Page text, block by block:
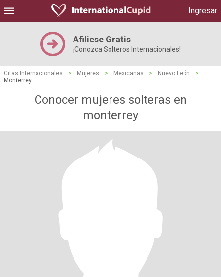
Ingresar
Afiliese Gratis
¡Conozca Solteros Internacionales!
Citas Internacionales > Mujeres > Mexicanas > Nuevo León
>
Monterrey
Conocer mujeres solteras en
monterrey